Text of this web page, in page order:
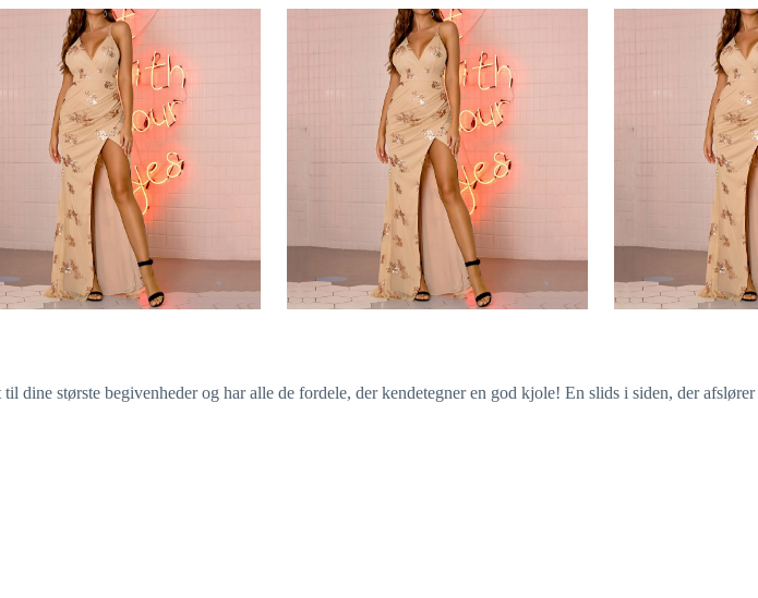
dine største begivenheder og har alle de fordele, der kendetegner en god kjole! En slids i siden, der afslører